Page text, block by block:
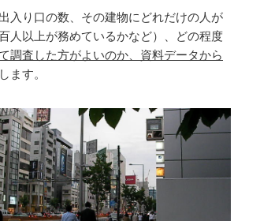
入り口の数、その建物にどれだけの人が
人以上が務めているかなど）、どの程度
調査した方がよいのか、資料データから
ます。